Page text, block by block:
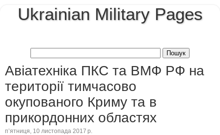
Ukrainian Military Pages
Авіатехніка ПКС та ВМФ РФ на
території тимчасово
окупованого Криму та в
прикордонних областях
пʼятниця, 10 листопада 2017 р.